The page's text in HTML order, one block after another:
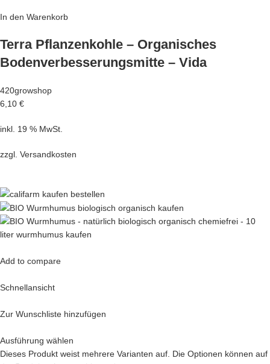
In den Warenkorb
Terra Pflanzenkohle – Organisches
Bodenverbesserungsmitte – Vida
420growshop
6,10 €
inkl. 19 % MwSt.
zzgl. Versandkosten
Add to compare
Schnellansicht
Zur Wunschliste hinzufügen
Ausführung wählen
Dieses Produkt weist mehrere Varianten auf. Die Optionen können auf